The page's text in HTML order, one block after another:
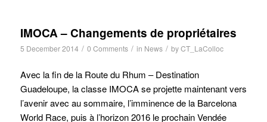
IMOCA – Changements de propriétaires
5 December 2014 / 0 Comments / in News / byCT_LaColloc
Avec la fin de la Route du Rhum – Destination
Guadeloupe, la classe IMOCA se projette maintenant vers
l’avenir avec au sommaire, l’imminence de la Barcelona
World Race, puis à l’horizon 2016 le prochain Vendée